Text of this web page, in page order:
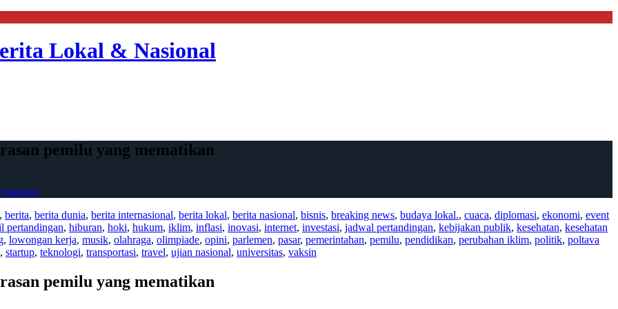
Lokal & Nasional
pemilu yang mematikan
, berita, berita dunia, berita internasional, berita lokal, berita nasional, bisnis, breaking news, budaya lokal., cuaca, diplomasi, ekonomi, event
pertandingan, hiburan, hoki, hukum, iklim, inflasi, inovasi, internet, investasi, jadwal pertandingan, kebijakan publik, kesehatan, kesehatan
, lowongan kerja, musik, olahraga, olimpiade, opini, parlemen, pasar, pemerintahan, pemilu, pendidikan, perubahan iklim, politik, poltava
, startup, teknologi, transportasi, travel, ujian nasional, universitas, vaksin
pemilu yang mematikan